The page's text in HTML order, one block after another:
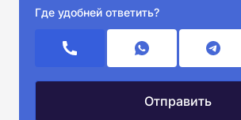
Где удобней ответить?